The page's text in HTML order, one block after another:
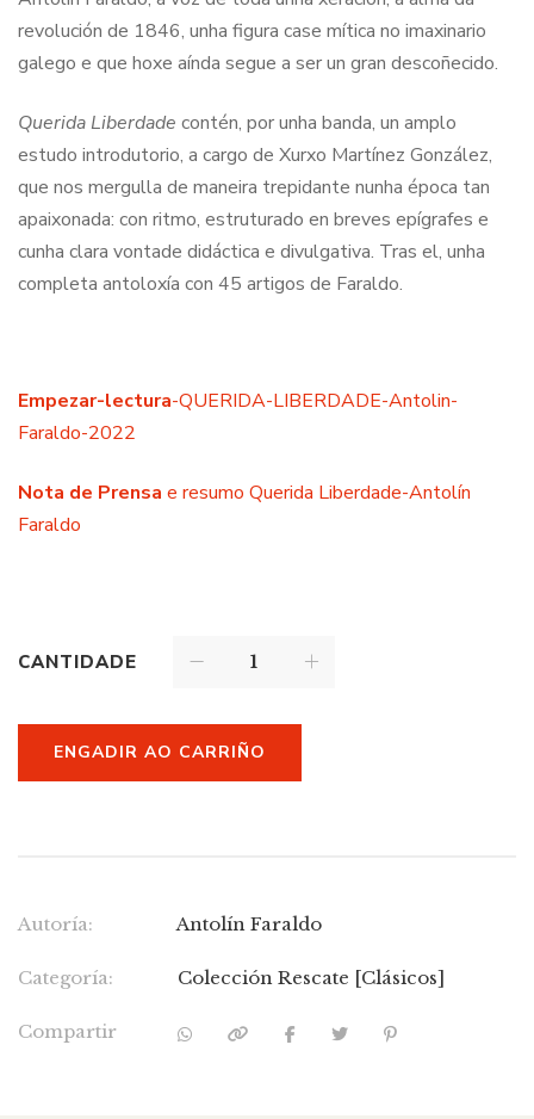
revolución de 1846, unha figura case mítica no imaxinario
galego e que hoxe aínda segue a ser un gran descoñecido.
Querida Liberdade contén, por unha banda, un amplo
estudo introdutorio, a cargo de Xurxo Martínez González,
que nos mergulla de maneira trepidante nunha época tan
apaixonada: con ritmo, estruturado en breves epígrafes e
cunha clara vontade didáctica e divulgativa. Tras el, unha
completa antoloxía con 45 artigos de Faraldo.
Empezar-lectura-QUERIDA-LIBERDADE-Antolin-
Faraldo-2022
Nota de Prensa e resumo Querida Liberdade-Antolín
Faraldo
CANTIDADE
ENGADIR AO CARRIÑO
Autoría: Antolín Faraldo
Categoría: Colección Rescate [Clásicos]
Compartir